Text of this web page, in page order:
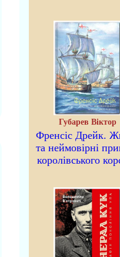
Губарев Віктор
Френсіс Дрейк.
та неймовірні
королівського